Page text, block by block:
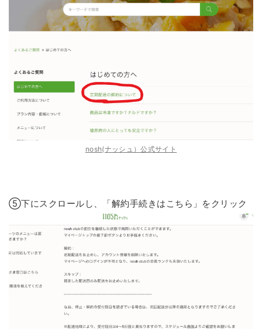
nosh(ナッシュ）公式サイト
⑤下にスクロールし、「解約手続きはこちら」をクリック